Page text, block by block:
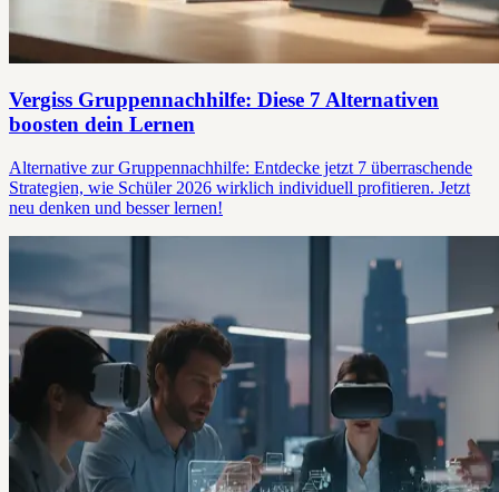
Vergiss Gruppennachhilfe: Diese 7 Alternativen
boosten dein Lernen
Alternative zur Gruppennachhilfe: Entdecke jetzt 7 überraschende
Strategien, wie Schüler 2026 wirklich individuell profitieren. Jetzt
neu denken und besser lernen!